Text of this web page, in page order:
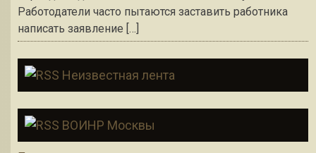
Работодатели часто пытаются заставить работника
написать заявление […]
Неизвестная лента
ВОИНР Москвы